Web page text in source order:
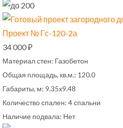
Проект № Гс-120-2а
34 000 ₽
Материал стен: Газобетон
Общая площадь, кв.м.: 120.0
Габариты, м: 9.35х9.48
Количество спален: 4 спальни
Наличие подвала: Нет